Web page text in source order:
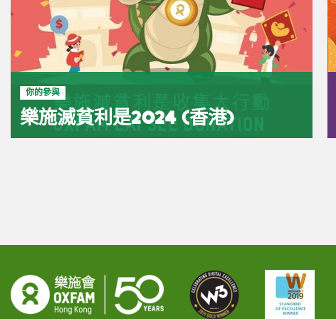
你的參與
樂施滅貧利是2024 (香港)